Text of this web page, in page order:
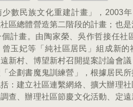
少數民族文化重建計畫」，2003
區總體營造第二階段的計畫；也
個計畫。由陶家榮、吳作哲接任社
曾玉妃等「純社區居民」組成新
新村、博望新村召開提案討論會
企劃書魔鬼訓練營」，根據居民
：建立社區連繫網絡、擴大辦理社
查、辦理社區節慶文化活動、定